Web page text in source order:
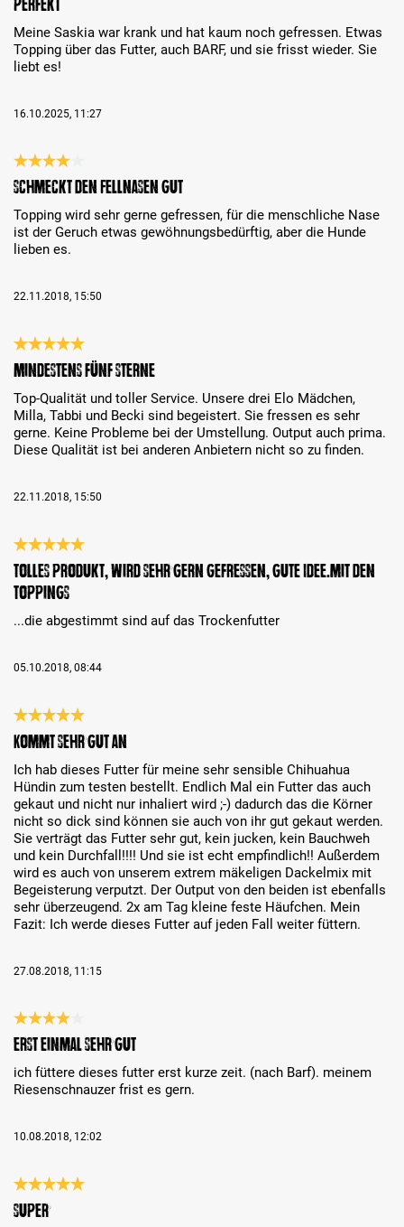
Perfekt
Meine Saskia war krank und hat kaum noch gefressen. Etwas
Topping über das Futter, auch BARF, und sie frisst wieder. Sie
liebt es!
16.10.2025, 11:27
Évaluation avec une note de 4 sur 5 étoiles
Schmeckt den Fellnasen gut
Topping wird sehr gerne gefressen, für die menschliche Nase
ist der Geruch etwas gewöhnungsbedürftig, aber die Hunde
lieben es.
22.11.2018, 15:50
Évaluation avec une note de 5 sur 5 étoiles
Mindestens fünf Sterne
Top-Qualität und toller Service. Unsere drei Elo Mädchen,
Milla, Tabbi und Becki sind begeistert. Sie fressen es sehr
gerne. Keine Probleme bei der Umstellung. Output auch prima.
Diese Qualität ist bei anderen Anbietern nicht so zu finden.
22.11.2018, 15:50
Évaluation avec une note de 5 sur 5 étoiles
Tolles Produkt, wird sehr gern gefressen, gute Idee.mit den
Toppings
...die abgestimmt sind auf das Trockenfutter
05.10.2018, 08:44
Évaluation avec une note de 5 sur 5 étoiles
Kommt sehr gut an
Ich hab dieses Futter für meine sehr sensible Chihuahua
Hündin zum testen bestellt. Endlich Mal ein Futter das auch
gekaut und nicht nur inhaliert wird ;-) dadurch das die Körner
nicht so dick sind können sie auch von ihr gut gekaut werden.
Sie verträgt das Futter sehr gut, kein jucken, kein Bauchweh
und kein Durchfall!!!! Und sie ist echt empfindlich!! Außerdem
wird es auch von unserem extrem mäkeligen Dackelmix mit
Begeisterung verputzt. Der Output von den beiden ist ebenfalls
sehr überzeugend. 2x am Tag kleine feste Häufchen. Mein
Fazit: Ich werde dieses Futter auf jeden Fall weiter füttern.
27.08.2018, 11:15
Évaluation avec une note de 4 sur 5 étoiles
erst einmal sehr gut
ich füttere dieses futter erst kurze zeit. (nach Barf). meinem
Riesenschnauzer frist es gern.
10.08.2018, 12:02
Évaluation avec une note de 5 sur 5 étoiles
Super